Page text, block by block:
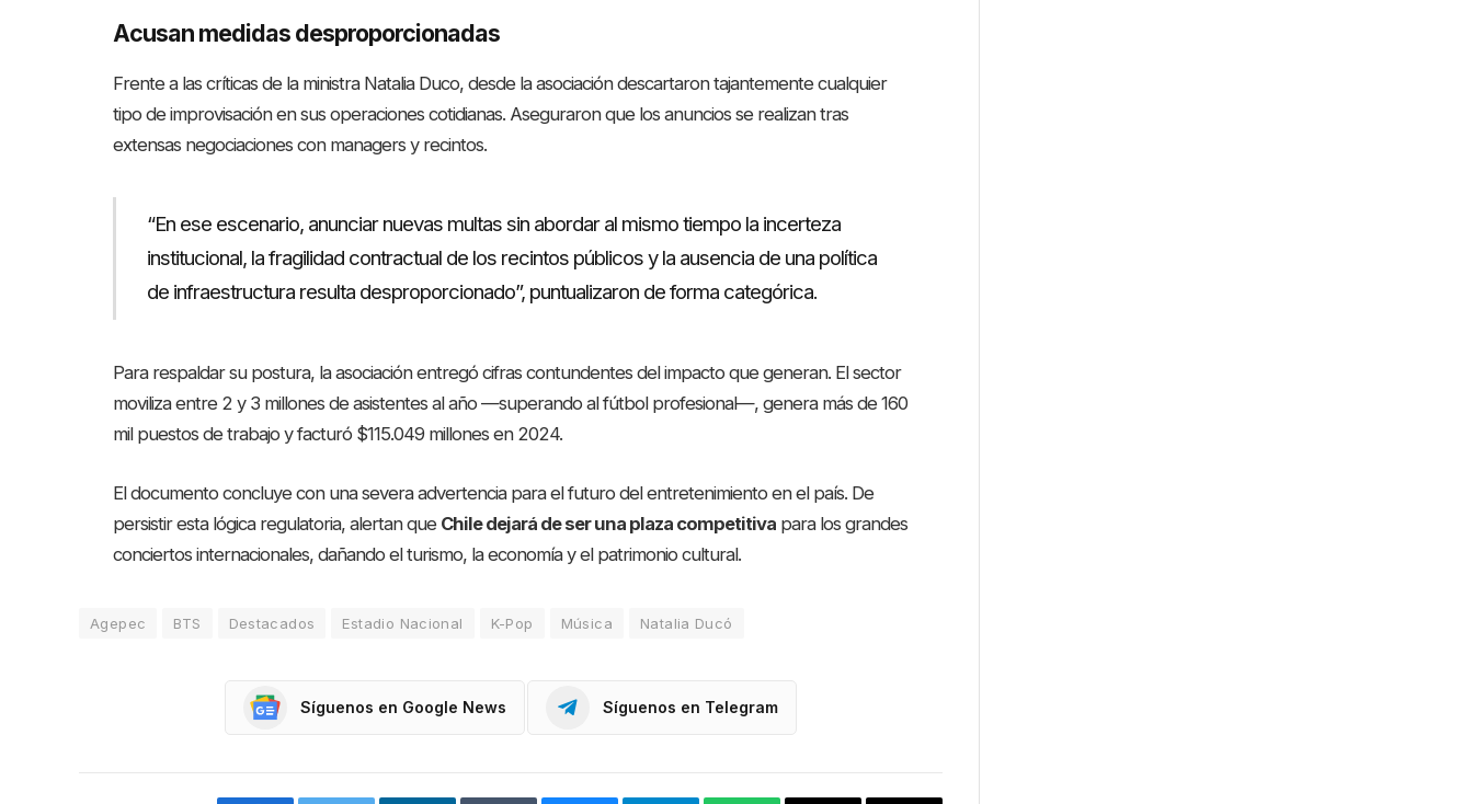
Acusan medidas desproporcionadas
Frente a las críticas de la ministra Natalia Duco, desde la asociación descartaron tajantemente cualquier
tipo de improvisación en sus operaciones cotidianas. Aseguraron que los anuncios se realizan tras
extensas negociaciones con managers y recintos.
“En ese escenario, anunciar nuevas multas sin abordar al mismo tiempo la incerteza
institucional, la fragilidad contractual de los recintos públicos y la ausencia de una política
de infraestructura resulta desproporcionado”, puntualizaron de forma categórica.
Para respaldar su postura, la asociación entregó cifras contundentes del impacto que generan. El sector
moviliza entre 2 y 3 millones de asistentes al año —superando al fútbol profesional—, genera más de 160
mil puestos de trabajo y facturó $115.049 millones en 2024.
El documento concluye con una severa advertencia para el futuro del entretenimiento en el país. De
persistir esta lógica regulatoria, alertan que Chile dejará de ser una plaza competitiva para los grandes
conciertos internacionales, dañando el turismo, la economía y el patrimonio cultural.
Agepec BTS Destacados Estadio Nacional K-Pop Música Natalia Ducó
Síguenos en Google News Síguenos en Telegram